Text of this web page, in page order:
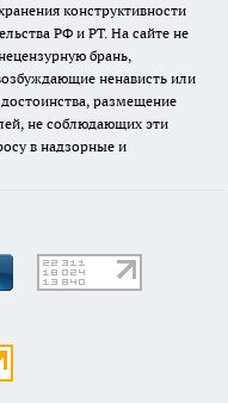
конструктивности
РФ и РТ. На сайте не
брань,
ненависть или
размещение
не соблюдающих эти
в надзорные и